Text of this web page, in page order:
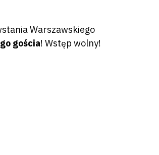
Warszawskiego
gościa! Wstęp wolny!